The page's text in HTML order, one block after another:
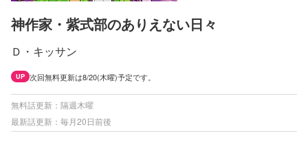
神作家・紫式部のありえない日々
Ｄ・キッサン
UP 次回無料更新は8/20(木曜)予定です。
無料話更新：隔週木曜
最新話更新：毎月20日前後